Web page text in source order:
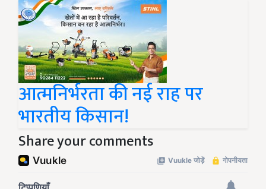
आत्मनिर्भरता की नई राह पर
भारतीय किसान!
Share your comments